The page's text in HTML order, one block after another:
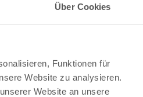
Über Cookies
Funktionen für
Website zu analysieren.
Website an unsere
sorgt die Küche des